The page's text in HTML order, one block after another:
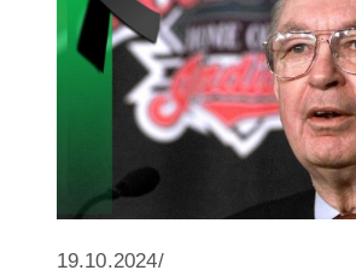
19.10.2024/